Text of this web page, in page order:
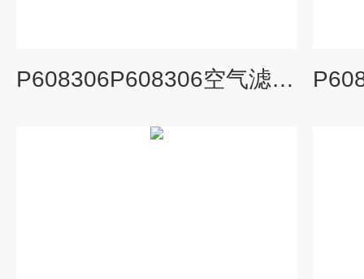
P608306P608306空气滤芯，P608306滤芯厂家，P608306滤芯